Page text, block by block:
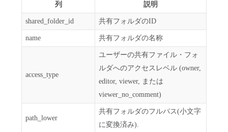
列 説明
shared_folder_id 共有フォルダのID
name 共有フォルダの名称
access_type
ユーザーの共有ファイル・フォ
ルダへのアクセスレベル (owner,
editor, viewer, または
viewer_no_comment)
path_lower
共有フォルダのフルパス(小文字
に変換済み).